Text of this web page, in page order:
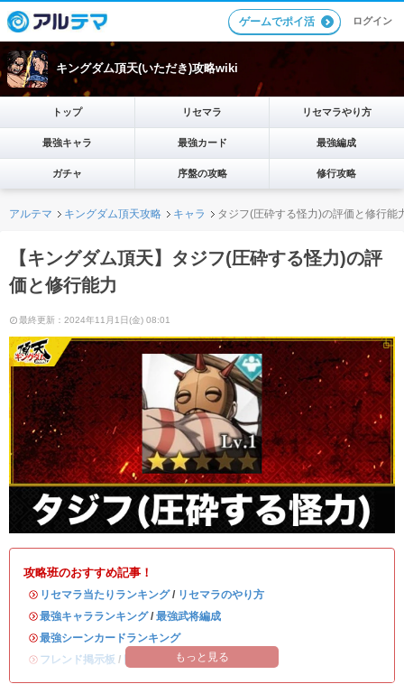
ゲームでポイ活 ログイン
キングダム頂天(いただき)攻略wiki
トップ リセマラ リセマラやり方
最強キャラ 最強カード 最強編成
ガチャ 序盤の攻略 修行攻略
アルテマ キングダム頂天攻略 キャラ タジフ(圧砕する怪力)の評価と修行能
【キングダム頂天】タジフ(圧砕する怪力)の評
価と修行能力
最終更新：2024年11月1日(金) 08:01
攻略班のおすすめ記事！
・ リセマラ当たりランキング/ リセマラのやり方
・最強キャラランキング/ 最強武将編成
・最強シーンカードランキング
・ フレンド掲示板 / 同盟募集掲示板もっと見る